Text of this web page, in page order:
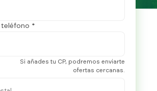
teléfono *
Si añades tu CP, podremos enviarte
ofertas cercanas.